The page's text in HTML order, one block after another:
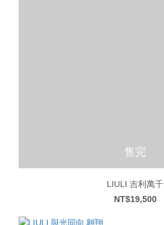
售完
LIULI 吉利萬千
NT$19,500